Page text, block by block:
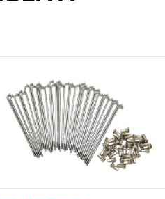
AGGIUNGI AL
CARRELLO